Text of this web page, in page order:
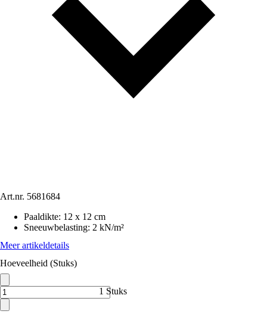
Art.nr. 5681684
Paaldikte: 12 x 12 cm
Sneeuwbelasting: 2 kN/m²
Meer artikeldetails
Hoeveelheid (Stuks)
1 Stuks